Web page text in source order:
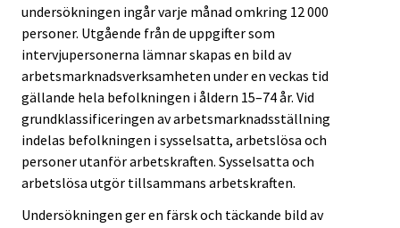
undersökningen ingår varje månad omkring 12 000
personer. Utgående från de uppgifter som
intervjupersonerna lämnar skapas en bild av
arbetsmarknadsverksamheten under en veckas tid
gällande hela befolkningen i åldern 15–74 år. Vid
grundklassificeringen av arbetsmarknadsställning
indelas befolkningen i sysselsatta, arbetslösa och
personer utanför arbetskraften. Sysselsatta och
arbetslösa utgör tillsammans arbetskraften.
Undersökningen ger en färsk och täckande bild av